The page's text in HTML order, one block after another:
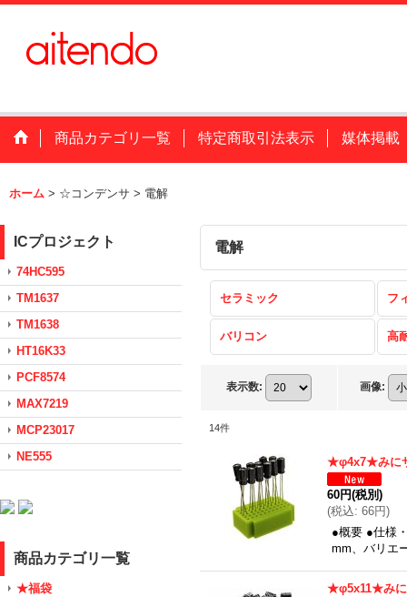
商品カテゴリ一覧 特定商取引法表示 媒体掲載
ホーム > ☆コンデンサ > 電解
ICプロジェクト
74HC595
TM1637
TM1638
HT16K33
PCF8574
MAX7219
MCP23017
NE555
商品カテゴリ一覧
★福袋
電解
セラミック フ
バリコン 高
表示数: 画像:
14件
★φ4x7★みに
60円(税別)
(税込: 66円)
●概要 ●仕様
mm、バリエ
★φ5x11★みに